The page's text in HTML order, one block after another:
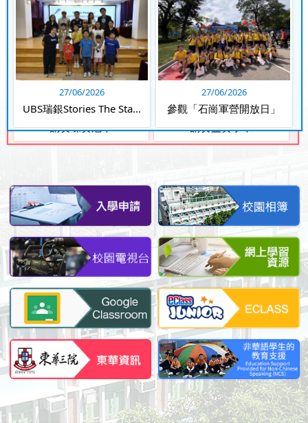
27/06/2026
UBS瑞銀Stories The Sta...
27/06/2026
參觀「石崗軍營開放日」
09/07/2026
25-26扶輪盃躲避盤小學邀
請賽碟賽冠軍
09/07/2026
25-26扶輪盃躲避盤小學邀
請賽盃賽季軍